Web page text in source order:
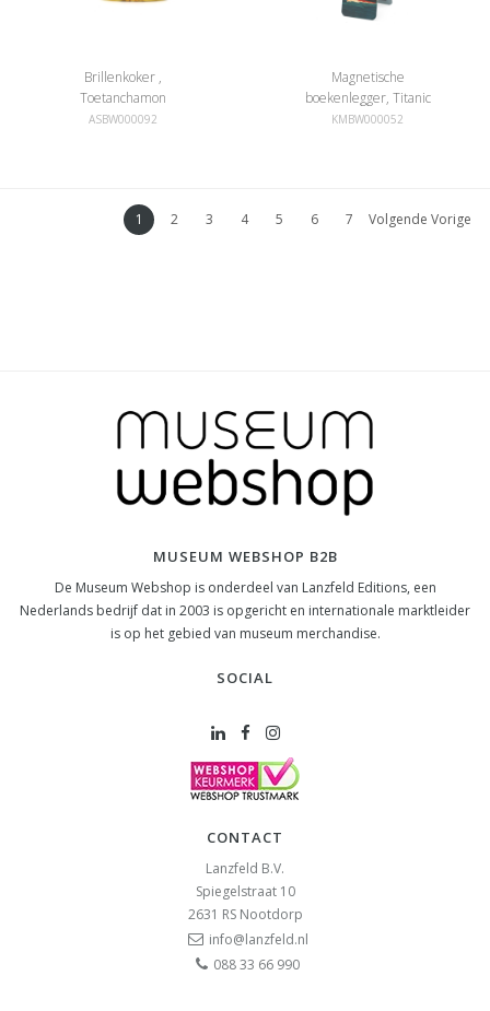
Brillenkoker ,
Toetanchamon
ASBW000092
Magnetische
boekenlegger, Titanic
KMBW000052
1 2 3 4 5 6 7 Volgende Vorige
MUSEUM WEBSHOP B2B
De Museum Webshop is onderdeel van Lanzfeld Editions, een
Nederlands bedrijf dat in 2003 is opgericht en internationale marktleider
is op het gebied van museum merchandise.
SOCIAL
CONTACT
Lanzfeld B.V.
Spiegelstraat 10
2631 RS Nootdorp
info@lanzfeld.nl
088 33 66 990